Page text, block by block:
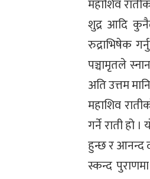
महाशिव
शुद्र आदि
रुद्राभिषेक
पञ्चामृतले
अति उत्तम
महाशिव
गर्ने राती हो
हुन्छ र आनन्द
स्कन्द